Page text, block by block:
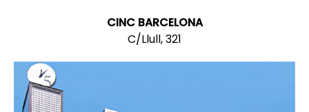
CINC BARCELONA
C/Llull, 321